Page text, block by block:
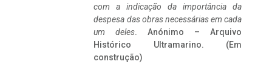
com a indicação da importância da
despesa das obras necessárias em cada
um deles. Anónimo – Arquivo
Histórico Ultramarino. (Em
construção)